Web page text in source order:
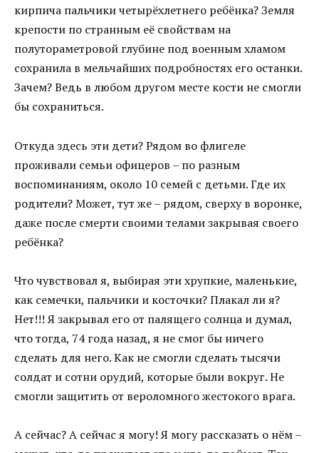
кирпича пальчики четырёхлетнего ребёнка? Земля
крепости по странным её свойствам на
полутораметровой глубине под военным хламом
сохранила в мельчайших подробностях его останки.
Зачем? Ведь в любом другом месте кости не смогли
бы сохраниться.
Откуда здесь эти дети? Рядом во флигеле
проживали семьи офицеров – по разным
воспоминаниям, около 10 семей с детьми. Где их
родители? Может, тут же – рядом, сверху в воронке,
даже после смерти своими телами закрывая своего
ребёнка?
Что чувствовал я, выбирая эти хрупкие, маленькие,
как семечки, пальчики и косточки? Плакал ли я?
Нет!!! Я закрывал его от палящего солнца и думал,
что тогда, 74 года назад, я не смог бы ничего
сделать для него. Как не смогли сделать тысячи
солдат и сотни орудий, которые были вокруг. Не
смогли защитить от вероломного жестокого врага.
А сейчас? А сейчас я могу! Я могу рассказать о нём –